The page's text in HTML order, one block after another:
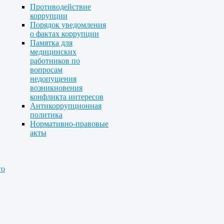
Противодействие
коррупции
Порядок уведомления
о фактах коррупции
Памятка для
медицинских
работников по
вопросам
недопущения
возникновения
конфликта интересов
Антикоррупционная
политика
Нормативно-правовые
акты